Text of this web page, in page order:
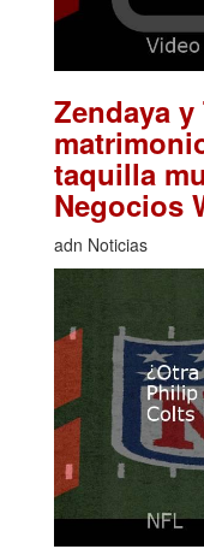
Zendaya
taquilla
Negocios
adn Noticias